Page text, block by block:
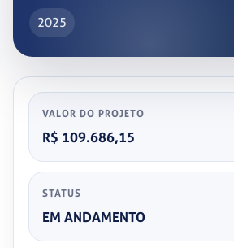
2025
VALOR DO PROJETO
R$ 109.686,15
STATUS
EM ANDAMENTO